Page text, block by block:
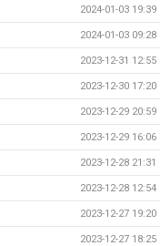
2024-01-03 19:39
2024-01-03 09:28
2023-12-31 12:55
2023-12-30 17:20
2023-12-29 20:59
2023-12-29 16:06
2023-12-28 21:31
2023-12-28 12:54
2023-12-27 19:20
2023-12-27 18:25